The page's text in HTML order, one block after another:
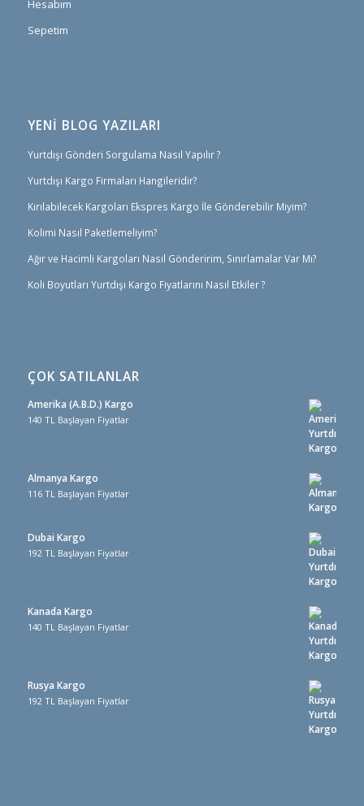
Hesabım
Sepetim
YENİ BLOG YAZILARI
Yurtdışı Gönderi Sorgulama Nasıl Yapılır ?
Yurtdışı Kargo Firmaları Hangileridir?
Kırılabilecek Kargoları Ekspres Kargo İle Gönderebilir Miyim?
Kolimi Nasıl Paketlemeliyim?
Ağır ve Hacimli Kargoları Nasıl Gönderirim, Sınırlamalar Var Mı?
Koli Boyutları Yurtdışı Kargo Fiyatlarını Nasıl Etkiler ?
ÇOK SATILANLAR
Amerika (A.B.D.) Kargo
140 TL Başlayan Fiyatlar
Almanya Kargo
116 TL Başlayan Fiyatlar
Dubai Kargo
192 TL Başlayan Fiyatlar
Kanada Kargo
140 TL Başlayan Fiyatlar
Rusya Kargo
192 TL Başlayan Fiyatlar